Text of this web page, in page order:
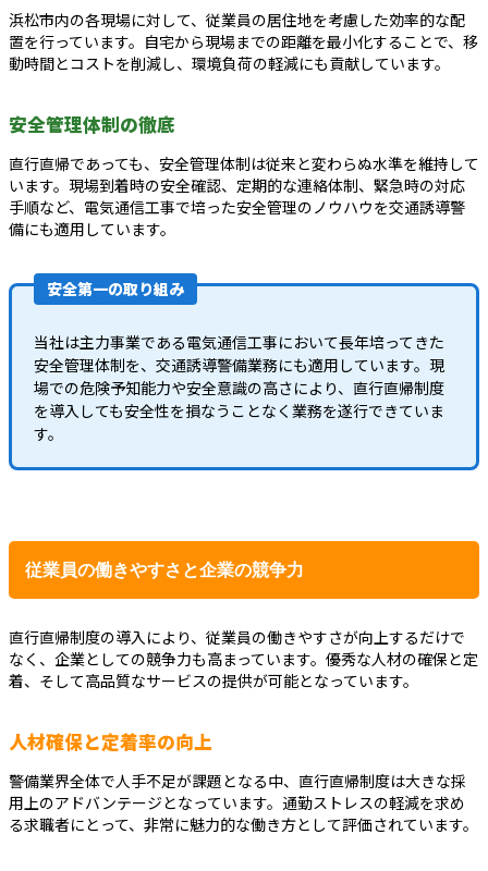
浜松市内の各現場に対して、従業員の居住地を考慮した効率的な配
置を行っています。自宅から現場までの距離を最小化することで、移
動時間とコストを削減し、環境負荷の軽減にも貢献しています。
安全管理体制の徹底
直行直帰であっても、安全管理体制は従来と変わらぬ水準を維持して
います。現場到着時の安全確認、定期的な連絡体制、緊急時の対応
手順など、電気通信工事で培った安全管理のノウハウを交通誘導警
備にも適用しています。
安全第一の取り組み
当社は主力事業である電気通信工事において長年培ってきた
安全管理体制を、交通誘導警備業務にも適用しています。現
場での危険予知能力や安全意識の高さにより、直行直帰制度
を導入しても安全性を損なうことなく業務を遂行できていま
す。
従業員の働きやすさと企業の競争力
直行直帰制度の導入により、従業員の働きやすさが向上するだけで
なく、企業としての競争力も高まっています。優秀な人材の確保と定
着、そして高品質なサービスの提供が可能となっています。
人材確保と定着率の向上
警備業界全体で人手不足が課題となる中、直行直帰制度は大きな採
用上のアドバンテージとなっています。通勤ストレスの軽減を求め
る求職者にとって、非常に魅力的な働き方として評価されています。